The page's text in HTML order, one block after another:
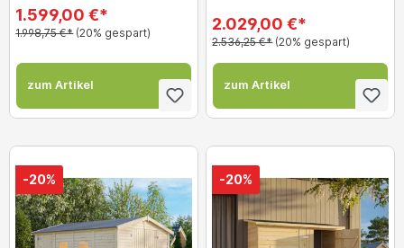
1.599,00 €*
1.998,75 €* (20% gespart)
zum Artikel
2.029,00 €*
2.536,25 €* (20% gespart)
zum Artikel
-20% -20%